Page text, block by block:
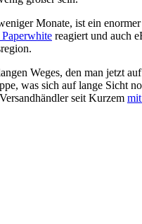
Monate, ist ein
reagiert und auch
Weges, den man jetzt
was sich auf lange Sicht
seit Kurzem